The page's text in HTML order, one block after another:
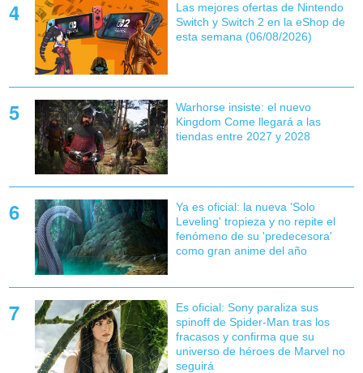
Las mejores ofertas de Nintendo
Switch y Switch 2 en la eShop de
esta semana (06/08/2026)
Warhorse insiste: el nuevo
Kingdom Come llegará a las
tiendas entre 2027 y 2028
Ya es oficial: la nueva 'Solo
Leveling' tropieza y no repite el
fenómeno de su 'predecesora'
como gran anime del año
Es oficial: Sony paraliza sus
spinoff de Spider-Man tras los
fracasos y confirma que su
universo de héroes de Marvel no
seguirá